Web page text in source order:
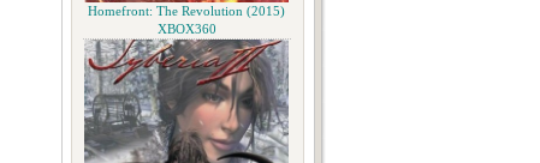
Homefront: The Revolution (2015)
XBOX360